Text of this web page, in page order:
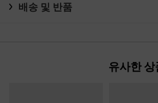
배송 및 반품
유사한 상